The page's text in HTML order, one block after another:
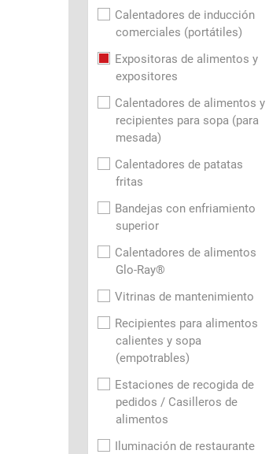
Calentadores de inducción
comerciales (portátiles)
Expositoras de alimentos y
expositores
Calentadores de alimentos y
recipientes para sopa (para
mesada)
Calentadores de patatas
fritas
Bandejas con enfriamiento
superior
Calentadores de alimentos
Glo-Ray®
Vitrinas de mantenimiento
Recipientes para alimentos
calientes y sopa
(empotrables)
Estaciones de recogida de
pedidos / Casilleros de
alimentos
Iluminación de restaurante